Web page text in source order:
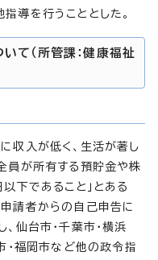
導を行うこととした。
て（所管課：健康福祉
収入が低く、生活が著し
員が所有する預貯金や株
下であること」とある
請者からの自己申告に
仙台市・千葉市・横浜
・福岡市など他の政令指